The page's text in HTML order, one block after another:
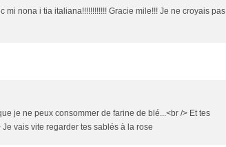
mi nona i tia italiana!!!!!!!!!!!! Gracie mile!!! Je ne croyais pas
je ne peux consommer de farine de blé...<br /> Et tes
vais vite regarder tes sablés à la rose